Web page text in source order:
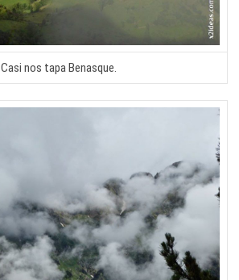
Casi nos tapa Benasque.